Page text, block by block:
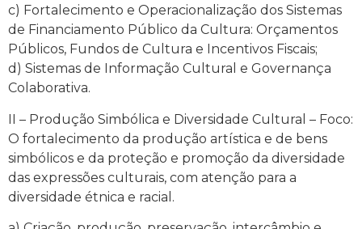
c) Fortalecimento e Operacionalização dos Sistemas
de Financiamento Público da Cultura: Orçamentos
Públicos, Fundos de Cultura e Incentivos Fiscais;
d) Sistemas de Informação Cultural e Governança
Colaborativa.
II – Produção Simbólica e Diversidade Cultural – Foco:
O fortalecimento da produção artística e de bens
simbólicos e da proteção e promoção da diversidade
das expressões culturais, com atenção para a
diversidade étnica e racial.